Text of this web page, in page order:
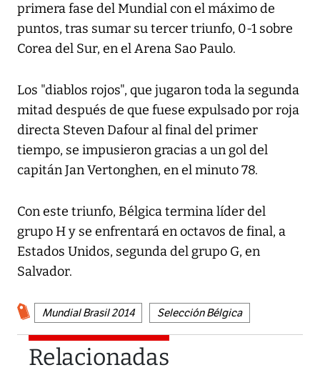
primera fase del Mundial con el máximo de
puntos, tras sumar su tercer triunfo, 0-1 sobre
Corea del Sur, en el Arena Sao Paulo.
Los "diablos rojos", que jugaron toda la segunda
mitad después de que fuese expulsado por roja
directa Steven Dafour al final del primer
tiempo, se impusieron gracias a un gol del
capitán Jan Vertonghen, en el minuto 78.
Con este triunfo, Bélgica termina líder del
grupo H y se enfrentará en octavos de final, a
Estados Unidos, segunda del grupo G, en
Salvador.
Mundial Brasil 2014 Selección Bélgica
Relacionadas